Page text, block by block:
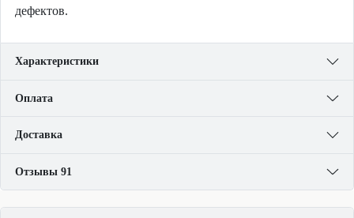
дефектов.
Характеристики
Оплата
Доставка
Отзывы 91